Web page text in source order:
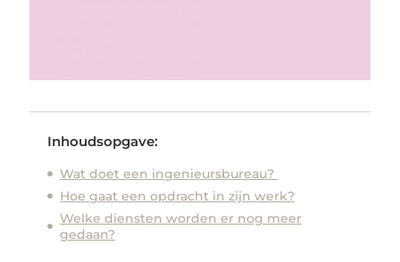
Inhoudsopgave:
Wat doet een ingenieursbureau?
Hoe gaat een opdracht in zijn werk?
Welke diensten worden er nog meer
gedaan?